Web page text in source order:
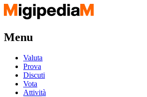
Menu
Valuta
Prova
Discuti
Vota
Attività